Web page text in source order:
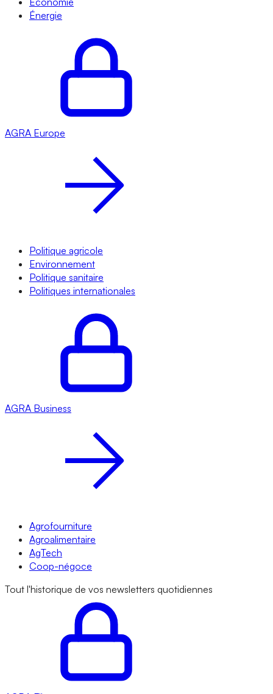
Énergie
AGRA Europe
Politique agricole
Environnement
Politique sanitaire
Politiques internationales
AGRA Business
Agrofourniture
Agroalimentaire
AgTech
Coop-négoce
Tout l'historique de vos newsletters quotidiennes